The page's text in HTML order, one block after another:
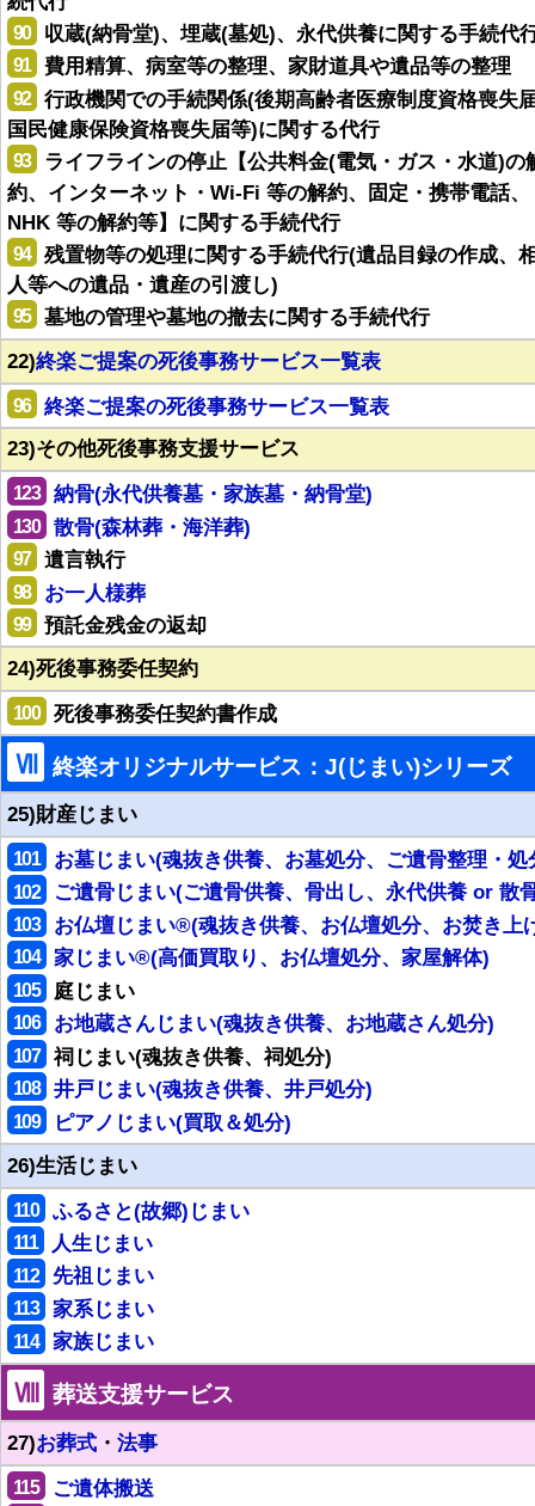
90 収蔵(納骨堂)、埋蔵(墓処)、永代供養に関する手続代
91 費用精算、病室等の整理、家財道具や遺品等の整理
92
行政機関での手続関係(後期高齢者医療制度資格喪失
国民健康保険資格喪失届等)に関する代行
93
ライフラインの停止【公共料金(電気・ガス・水道)の
約、インターネット・Wi-Fi 等の解約、固定・携帯電話、
NHK 等の解約等】に関する手続代行
94
残置物等の処理に関する手続代行(遺品目録の作成、
人等への遺品・遺産の引渡し)
95
墓地の管理や墓地の撤去に関する手続代行
22)終楽ご提案の死後事務サービス一覧表
96
終楽ご提案の死後事務サービス一覧表
23)その他死後事務支援サービス
123 納骨(永代供養墓・家族墓・納骨堂)
130 散骨(森林葬・海洋葬)
97 遺言執行
98 お一人様葬
99
預託金残金の返却
24)死後事務委任契約
100 死後事務委任契約書作成
Ⅶ 終楽オリジナルサービス：J(じまい)シリーズ
25)財産じまい
101 お墓じまい(魂抜き供養、お墓処分、ご遺骨整理・処
102 ご遺骨じまい(ご遺骨供養、骨出し、永代供養 or 散
103 お仏壇じまい®(魂抜き供養、お仏壇処分、お焚き上
104 家じまい®(高価買取り、お仏壇処分、家屋解体)
105 庭じまい
106 お地蔵さんじまい(魂抜き供養、お地蔵さん処分)
107 祠じまい(魂抜き供養、祠処分)
108 井戸じまい(魂抜き供養、井戸処分)
109
ピアノじまい(買取＆処分)
26)生活じまい
110 ふるさと(故郷)じまい
111 人生じまい
112 先祖じまい
113 家系じまい
114 家族じまい
Ⅷ 葬送支援サービス
27)お葬式・ 法事
115 ご遺体搬送